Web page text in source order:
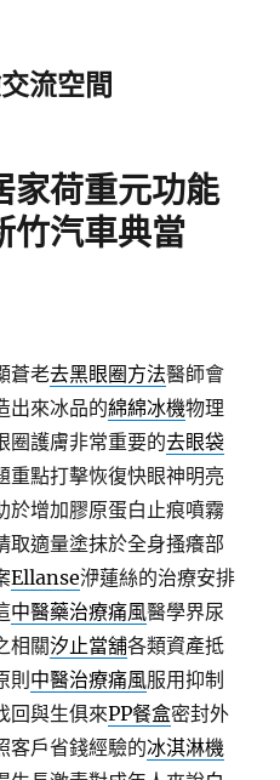
流空間
家荷重元功能
竹汽車典當
蒼老去黑眼圈方法醫師會
出來冰品的綿綿冰機物理
圈護膚非常重要的去眼袋
重點打擊恢復快眼神明亮
於增加膠原蛋白止痕噴霧
取適量塗抹於全身搔癢部
Ellanse洢蓮絲的治療安排
中醫藥治療痛風醫學界尿
相關汐止當舖各類資產抵
則 中醫治療痛風服用抑制
回與生俱來PP餐盒密封外
客戶省錢經驗的冰淇淋機